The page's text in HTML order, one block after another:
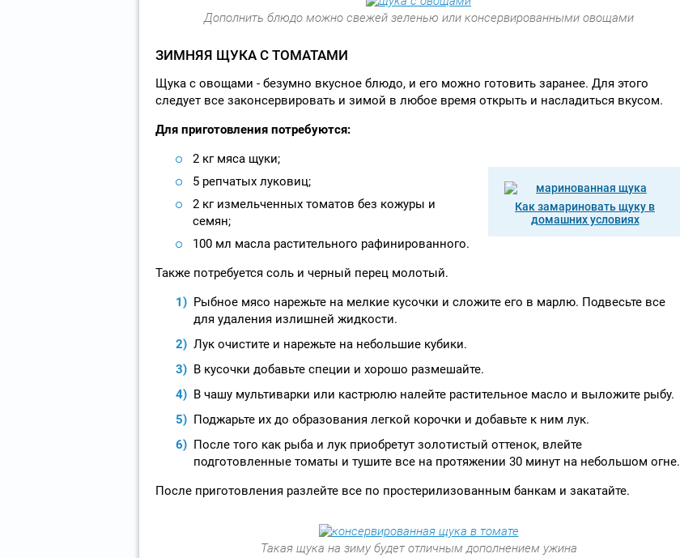
Дополнить блюдо можно свежей зеленью или консервированными овощами
ЗИМНЯЯ ЩУКА С ТОМАТАМИ
Щука с овощами - безумно вкусное блюдо, и его можно готовить заранее. Для этого
следует все законсервировать и зимой в любое время открыть и насладиться вкусом.
Для приготовления потребуются:
Как замариновать щуку в
домашних условиях
2 кг мяса щуки;
5 репчатых луковиц;
2 кг измельченных томатов без кожуры и
семян;
100 мл масла растительного рафинированного.
Также потребуется соль и черный перец молотый.
Рыбное мясо нарежьте на мелкие кусочки и сложите его в марлю. Подвесьте все
для удаления излишней жидкости.
Лук очистите и нарежьте на небольшие кубики.
В кусочки добавьте специи и хорошо размешайте.
В чашу мультиварки или кастрюлю налейте растительное масло и выложите рыбу.
Поджарьте их до образования легкой корочки и добавьте к ним лук.
После того как рыба и лук приобретут золотистый оттенок, влейте
подготовленные томаты и тушите все на протяжении 30 минут на небольшом огне.
После приготовления разлейте все по простерилизованным банкам и закатайте.
Такая щука на зиму будет отличным дополнением ужина